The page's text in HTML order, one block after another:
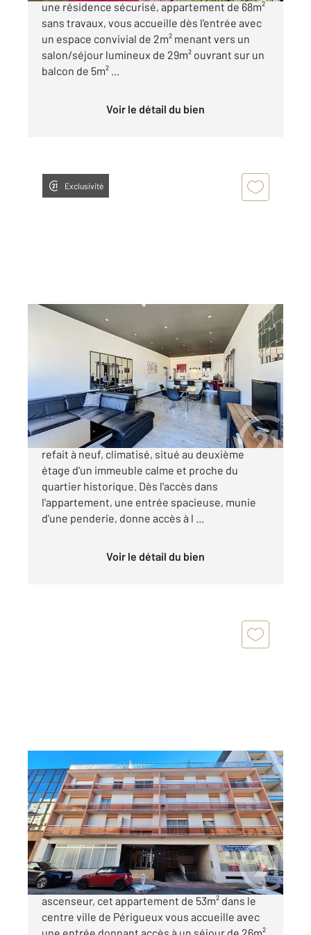
une résidence sécurisé, appartement de 68m²
sans travaux, vous accueille dès l'entrée avec
un espace convivial de 2m² menant vers un
salon/séjour lumineux de 29m² ouvrant sur un
balcon de 5m² ...
Voir le détail du bien
Exclusivité
PERIGUEUX 24
, 3 pièces
Ref : 21394
Appartement F3 à vendre
214 000 €
Appartement meublé de 85 m², entièrement
refait à neuf, climatisé, situé au deuxième
étage d'un immeuble calme et proche du
quartier historique. Dès l'accès dans
l'appartement, une entrée spacieuse, munie
d'une penderie, donne accès à l ...
Voir le détail du bien
PERIGUEUX 24
53 m2, 2 pièces
Ref : 21146
Appartement F2 à vendre
125 500 €
Situé au premier étage d'un immeuble avec
ascenseur, cet appartement de 53m² dans le
centre ville de Périgueux vous accueille avec
une entrée donnant accès à un séjour de 26m²